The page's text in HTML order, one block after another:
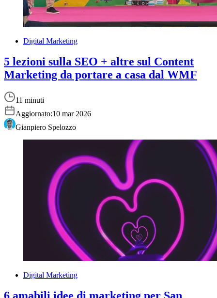
Digital Marketing
5 lezioni sulla SEO + altre sul Content
Marketing da portare a casa dal WMF
11 minuti
Aggiornato:10 mar 2026
Gianpiero Spelozzo
Digital Marketing